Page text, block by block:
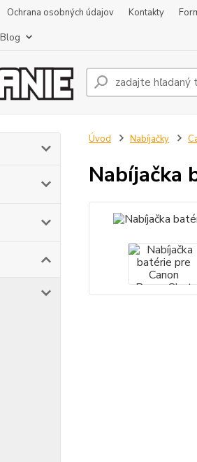
Ochrana osobných údajov Kontakty
Blog
Úvod Nabíjačky
Nabíjačka